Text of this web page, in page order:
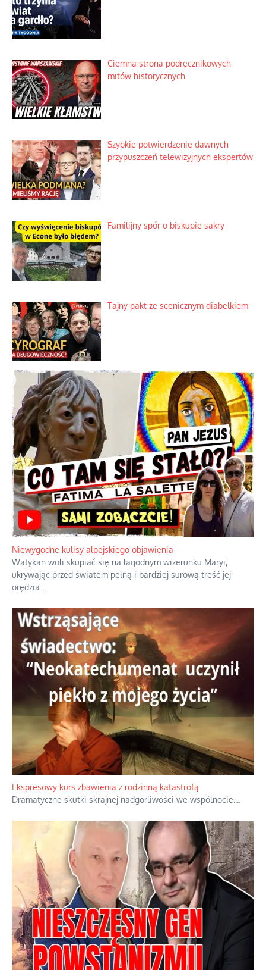
Ciemna strona podręcznikowych
mitów historycznych
Szybkie potwierdzenie dawnych
przypuszczeń telewizyjnych ekspertów
Familijny spór o biskupie sakry
Tajny pakt ze scenicznym diabełkiem
Niewygodne kulisy alpejskiego objawienia
Watykan woli skupiać się na łagodnym wizerunku Maryi,
ukrywając przed światem pełną i bardziej surową treść jej
orędzia.
Ekspresowy kurs zbawienia z rodzinną katastrofą
Dramatyczne skutki skrajnej nadgorliwości we wspólnocie.